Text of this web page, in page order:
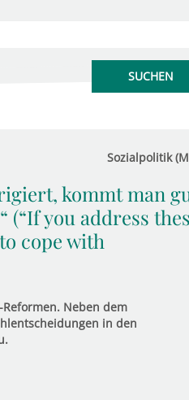
Sozialpolitik
kommt man
(“If you address
cope with
Neben dem
in den